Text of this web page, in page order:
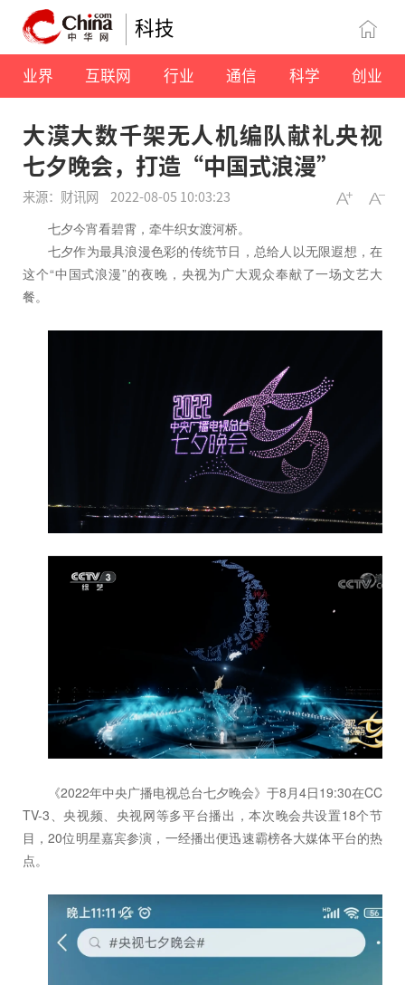
科技
业界 互联网 行业 通信 科学 创业
大漠大数千架无人机编队献礼央视
七夕晚会，打造“中国式浪漫”
来源：财讯网 2022-08-05 10:03:23
七夕今宵看碧霄，牵牛织女渡河桥。
七夕作为最具浪漫色彩的传统节日，总给人以无限遐想，在
这个“中国式浪漫”的夜晚，央视为广大观众奉献了一场文艺大
餐。
《2022年中央广播电视总台七夕晚会》于8月4日19:30在CC
TV-3、央视频、央视网等多平台播出，本次晚会共设置18个节
目，20位明星嘉宾参演，一经播出便迅速霸榜各大媒体平台的热
点。